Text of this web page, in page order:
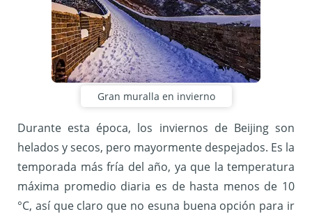
Gran muralla en invierno
Durante esta época, los inviernos de Beijing son
helados y secos, pero mayormente despejados. Es la
temporada más fría del año, ya que la temperatura
máxima promedio diaria es de hasta menos de 10
°C, así que claro que no esuna buena opción para ir